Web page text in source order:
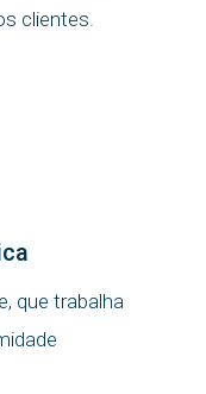
clientes.
que trabalha